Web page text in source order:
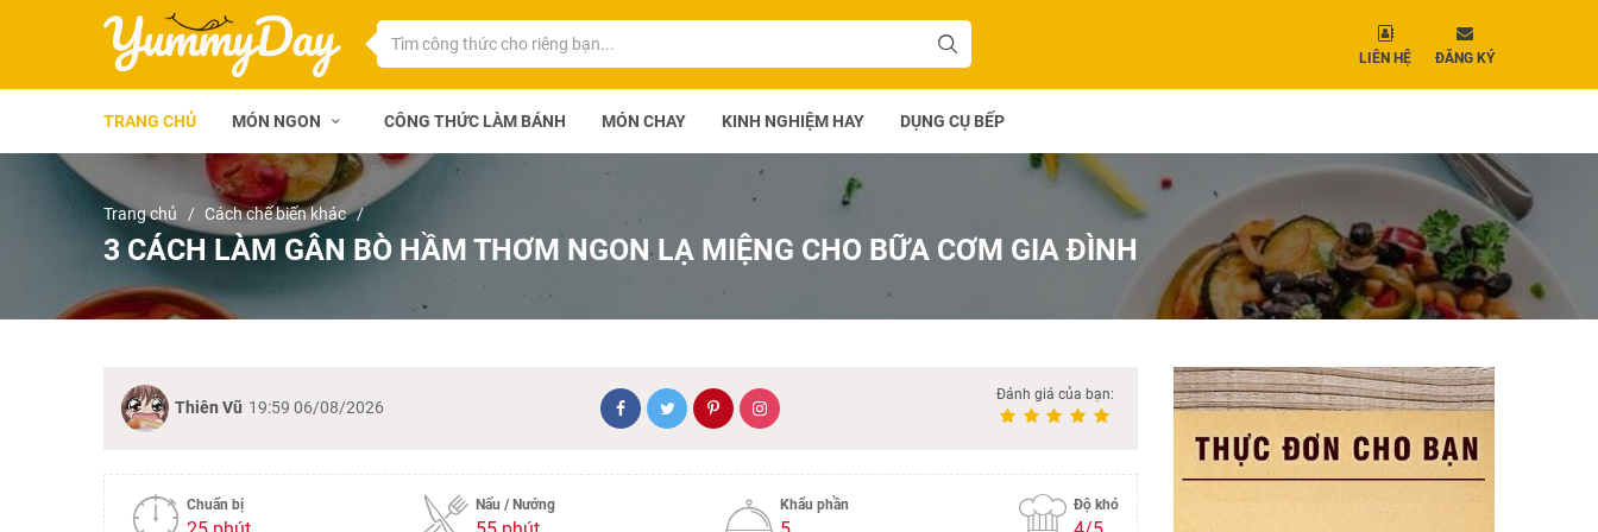
LIÊN HỆ ĐĂNG KÝ
TRANG CHỦ MÓN NGON CÔNG THỨC LÀM BÁNH MÓN CHAY KINH NGHIỆM HAY DỤNG CỤ BẾP
Trang chủ Cách chế biến khác
3 CÁCH LÀM GÂN BÒ HẦM THƠM NGON LẠ MIỆNG CHO BỮA CƠM GIA ĐÌNH
Thiên Vũ 19:59 06/08/2026
Đánh giá của bạn:
Chuẩn bị Nấu / Nướng Khẩu phần Độ khó